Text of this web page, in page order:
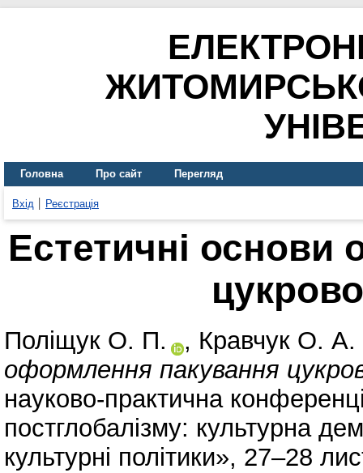
Головна Про сайт Перегляд
Вхід Реєстрація
Естетичні
Поліщук О. П. , Кравчук О. А.
оформлення пакування
науково-практична
постглобалізму: культурна
культурні політики», 27–28